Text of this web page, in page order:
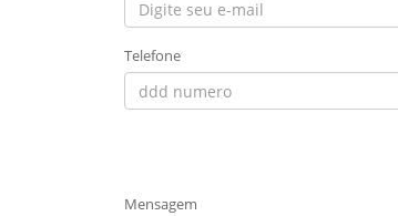
Telefone
Mensagem